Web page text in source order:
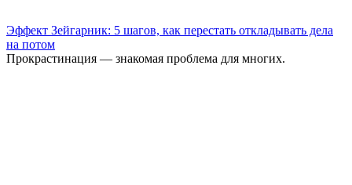
Эффект Зейгарник: 5 шагов, как перестать откладывать дела
на потом
Прокрастинация — знакомая проблема для многих.